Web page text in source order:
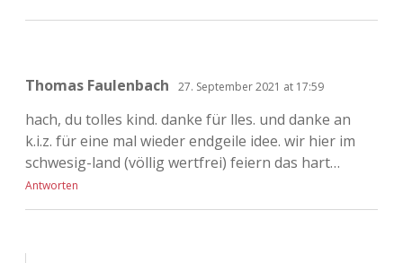
Thomas Faulenbach 27. September 2021 at 17:59
hach, du tolles kind. danke für lles. und danke an
k.i.z. für eine mal wieder endgeile idee. wir hier im
schwesig-land (völlig wertfrei) feiern das hart…
Antworten